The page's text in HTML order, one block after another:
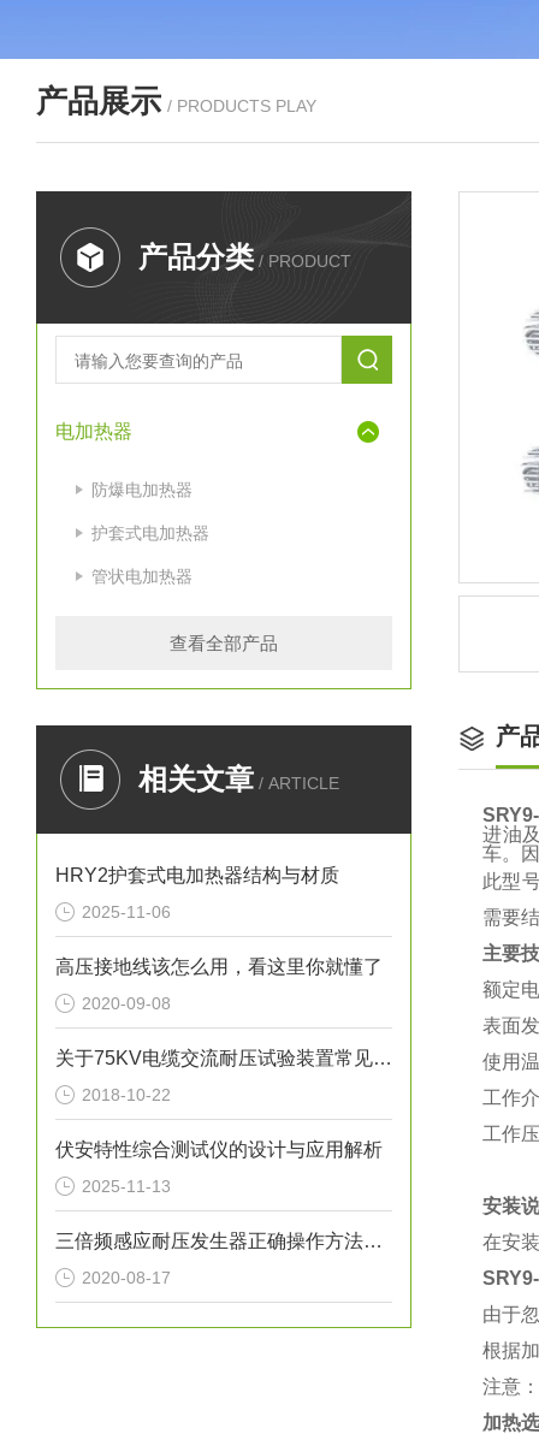
产品展示 / PRODUCTS PLAY
产品分类 / PRODUCT
电加热器
防爆电加热器
护套式电加热器
管状电加热器
查看全部产品
相关文章 / ARTICLE
HRY2护套式电加热器结构与材质
2025-11-06
高压接地线该怎么用，看这里你就懂了
2020-09-08
关于75KV电缆交流耐压试验装置常见故障排除
2018-10-22
伏安特性综合测试仪的设计与应用解析
2025-11-13
三倍频感应耐压发生器正确操作方法及日常维护
2020-08-17
产
进油
车。
此型
需要
主要
额定
表面
使用
工作
工作
安装
在安
由于
根据
注意
加热